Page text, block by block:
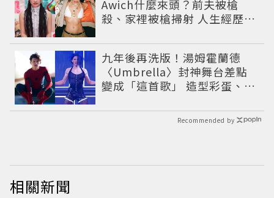
Awich什麼來頭？前夫被槍
殺、家裡被槍掃射 人生經歷比
九年後再洗版！湯姆霍蘭德
〈Umbrella〉封神舞台差點
變成「這首歌」 造型彩蛋、暖
Recommended by
相關新聞